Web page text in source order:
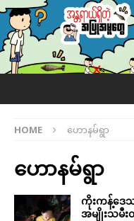
HOME ဟောနမ်ရွာ
ဟောနမ်ရွာ
ကိုးကန့်ဒေ
အမျိုးသမီး